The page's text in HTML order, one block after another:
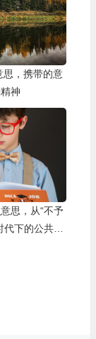
思，携带的意
神
思，从“不予
下的公共沟